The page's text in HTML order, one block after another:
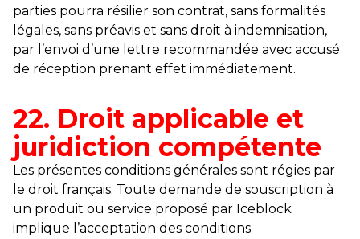
parties pourra résilier son contrat, sans formalités
légales, sans préavis et sans droit à indemnisation,
par l’envoi d’une lettre recommandée avec accusé
de réception prenant effet immédiatement.
22. Droit applicable et
juridiction compétente
Les présentes conditions générales sont régies par
le droit français. Toute demande de souscription à
un produit ou service proposé par Iceblock
implique l’acceptation des conditions